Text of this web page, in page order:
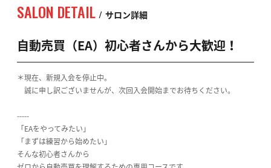
SALON DETAIL サロン詳細
自動売買（EA）初心者さんから大歓迎！
＊現在、新規入会を停止中。
誠に申し訳ございませんが、次回入会開始までお待ちください。
-----
「EAをやってみたい」
「まずは練習から始めたい」
そんな初心者さんから